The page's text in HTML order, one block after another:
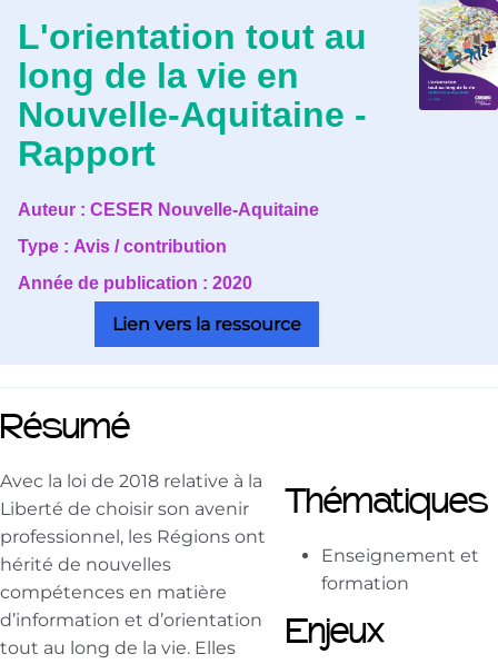
L'orientation tout au
long de la vie en
Nouvelle-Aquitaine -
Rapport
Auteur : CESER Nouvelle-Aquitaine
Type : Avis / contribution
Année de publication : 2020
Lien vers la ressource
Résumé
Avec la loi de 2018 relative à la
Liberté de choisir son avenir
professionnel, les Régions ont
hérité de nouvelles
compétences en matière
d’information et d’orientation
tout au long de la vie. Elles
Thématiques
Enseignement et
formation
Enjeux